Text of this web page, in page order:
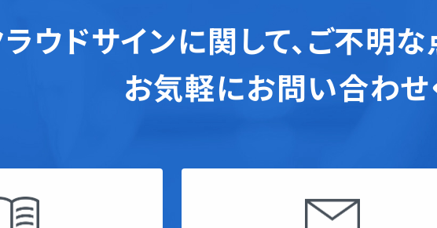
ウドサインに関して、 ご不明な
お気軽にお問い合わせ